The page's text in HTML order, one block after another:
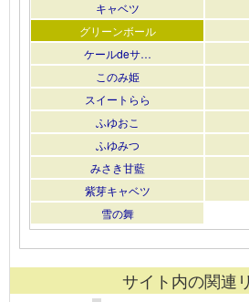
キャベツ
グリーンボール
ケールdeサ…
このみ姫
スイートらら
ふゆおこ
ふゆみつ
みさき甘藍
紫芽キャベツ
雪の舞
サイト内の関連